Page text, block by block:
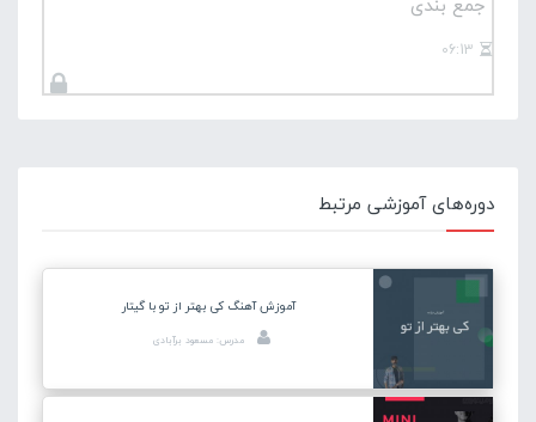
06:13
دوره‌های آموزشی مرتبط
آموزش آهنگ کی بهتر از تو با گیتار
مدرس: مسعود برآبادی